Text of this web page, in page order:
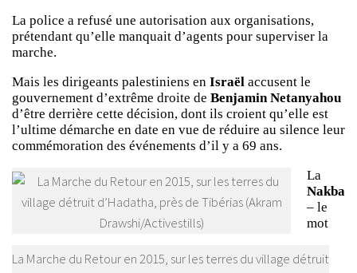
La police a refusé une autorisation aux organisations,
prétendant qu’elle manquait d’agents pour superviser la
marche.
Mais les dirigeants palestiniens en Israël accusent le
gouvernement d’extrême droite de Benjamin Netanyahou
d’être derrière cette décision, dont ils croient qu’elle est
l’ultime démarche en date en vue de réduire au silence leur
commémoration des événements d’il y a 69 ans.
La Marche du Retour en 2015, sur les terres du village détruit
La
Nakba
– le
mot